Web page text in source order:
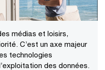
médias et loisirs,
C’est un axe majeur
technologies
des données.